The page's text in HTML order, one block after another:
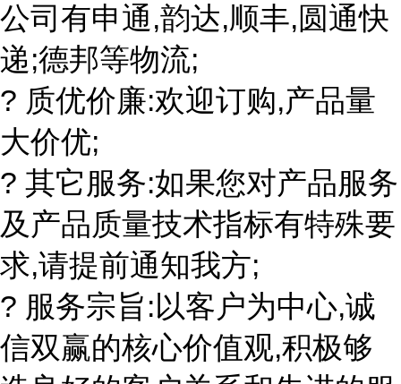
公司有申通,韵达,顺丰,圆通快
递;德邦等物流;
? 质优价廉:欢迎订购,产品量
大价优;
? 其它服务:如果您对产品服务
及产品质量技术指标有特殊要
求,请提前通知我方;
? 服务宗旨:以客户为中心,诚
信双赢的核心价值观,积极够